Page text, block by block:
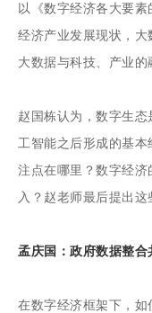
以《数字经济各大要
经济产业发展现状，大
大数据与科技、产业的
赵国栋认为，数字生
工智能之后形成的基
注点在哪里？数字经
入？赵老师最后提出这
孟庆国：政府数据整合
在数字经济框架下，如